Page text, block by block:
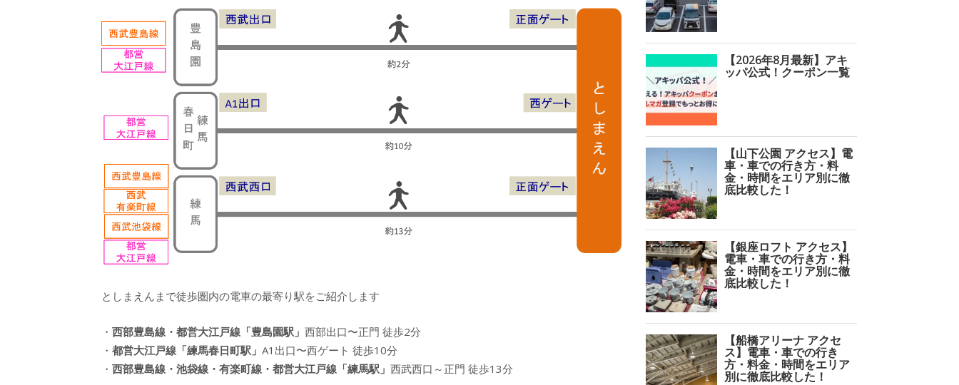
としまえんまで徒歩圏内の電車の最寄り駅をご紹介します
・ 西部豊島線・都営大江戸線「豊島園駅」 西部出口〜正門 徒歩2分
・ 都営大江戸線「練馬春日町駅」 A1出口〜西ゲート 徒歩10分
・ 西部豊島線・池袋線・有楽町線・都営大江戸線「練馬駅」 西武西口～正門 徒歩13分
【2026年8月最新】アキ
ッパ公式！クーポン一覧
【山下公園 アクセス】電
車・車での行き方・料
金・時間をエリア別に徹
底比較した！
【銀座ロフト アクセス】
電車・車での行き方・料
金・時間をエリア別に徹
底比較した！
【船橋アリーナ アクセ
ス】電車・車での行き
方・料金・時間をエリア
別に徹底比較した！